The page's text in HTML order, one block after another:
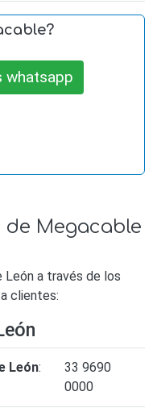
de Megacable
a través de los
clientes:
León:
33 9690
0000